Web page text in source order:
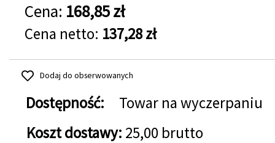
Cena: 168,85 zł
Cena netto: 137,28 zł
Dodaj do obserwowanych
Dostępność:
Towar na wyczerpaniu
Koszt dostawy: 25,00 brutto